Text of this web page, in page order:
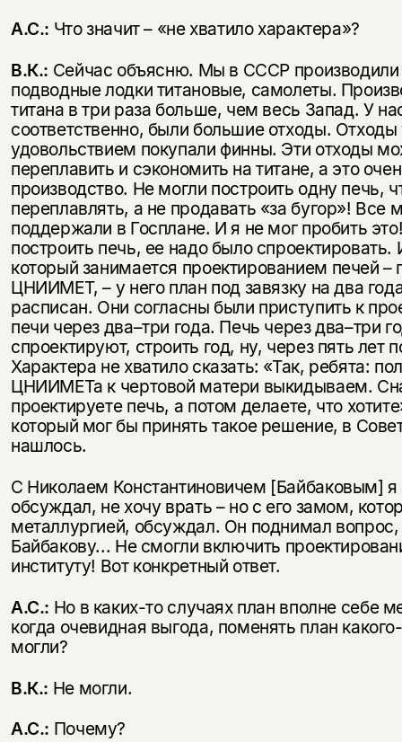
А.С.: Что значит – «не хватило характера»?
В.К.: Сейчас объясню. Мы в СССР производили
подводные лодки титановые, самолеты.
титана в три раза больше, чем весь Запад. У
соответственно, были большие отходы. Отходы
удовольствием покупали финны. Эти отходы
переплавить и сэкономить на титане, а это
производство. Не могли построить одну печь,
переплавлять, а не продавать «за бугор»! Все
поддержали в Госплане. И я не мог пробить
построить печь, ее надо было спроектировать.
который занимается проектированием печей
ЦНИИМЕТ, – у него план под завязку на два
расписан. Они согласны были приступить к
печи через два–три года. Печь через два–три
спроектируют, строить год, ну, через пять лет
Характера не хватило сказать: «Так, ребята:
ЦНИИМЕТа к чертовой матери выкидываем.
проектируете печь, а потом делаете, что
который мог бы принять такое решение, в
нашлось.
С Николаем Константиновичем [Байбаковым] я
обсуждал, не хочу врать – но с его замом,
металлургией, обсуждал. Он поднимал вопрос,
Байбакову... Не смогли включить
институту! Вот конкретный ответ.
А.С.: Но в каких-то случаях план вполне себе
когда очевидная выгода, поменять план
могли?
В.К.: Не могли.
А.С.: Почему?